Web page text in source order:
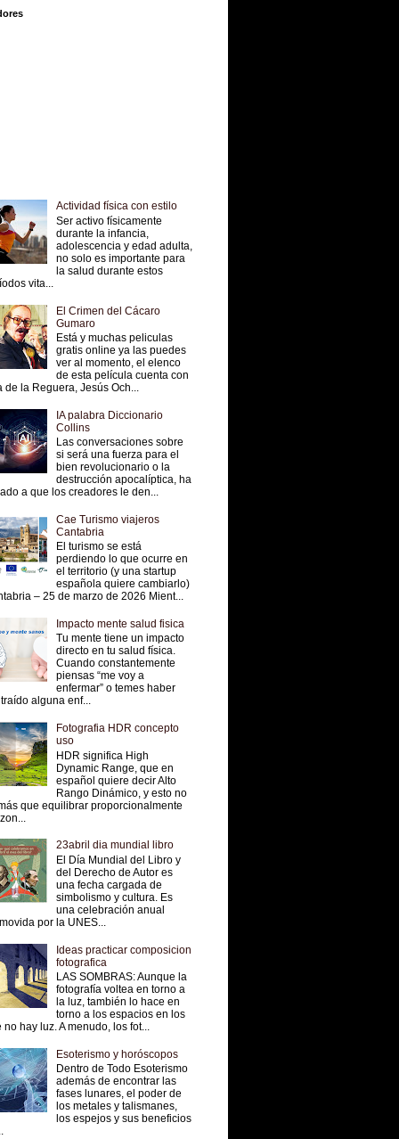
Actividad física con estilo
Ser activo físicamente
durante la infancia,
adolescencia y edad adulta,
no solo es importante para
la salud durante estos
vita...
El Crimen del Cácaro
Gumaro
Está y muchas peliculas
gratis online ya las puedes
ver al momento, el elenco
de esta película cuenta con
de la Reguera, Jesús Och...
IA palabra Diccionario
Collins
Las conversaciones sobre
si será una fuerza para el
bien revolucionario o la
destrucción apocalíptica, ha
a que los creadores le den...
Cae Turismo viajeros
Cantabria
El turismo se está
perdiendo lo que ocurre en
el territorio (y una startup
española quiere cambiarlo)
– 25 de marzo de 2026 Mient...
Impacto mente salud fisica
Tu mente tiene un impacto
directo en tu salud física.
Cuando constantemente
piensas “me voy a
enfermar” o temes haber
alguna enf...
Fotografia HDR concepto
uso
HDR significa High
Dynamic Range, que en
español quiere decir Alto
Rango Dinámico, y esto no
que equilibrar proporcionalmente
23abril dia mundial libro
El Día Mundial del Libro y
del Derecho de Autor es
una fecha cargada de
simbolismo y cultura. Es
una celebración anual
por la UNES...
Ideas practicar composicion
fotografica
LAS SOMBRAS: Aunque la
fotografía voltea en torno a
la luz, también lo hace en
torno a los espacios en los
no hay luz. A menudo, los fot...
Esoterismo y horóscopos
Dentro de Todo Esoterismo
además de encontrar las
fases lunares, el poder de
los metales y talismanes,
los espejos y sus beneficios